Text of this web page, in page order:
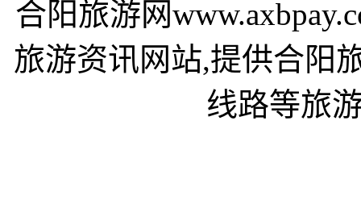
合阳旅游网
旅游资讯网站,提供合阳
线路等旅